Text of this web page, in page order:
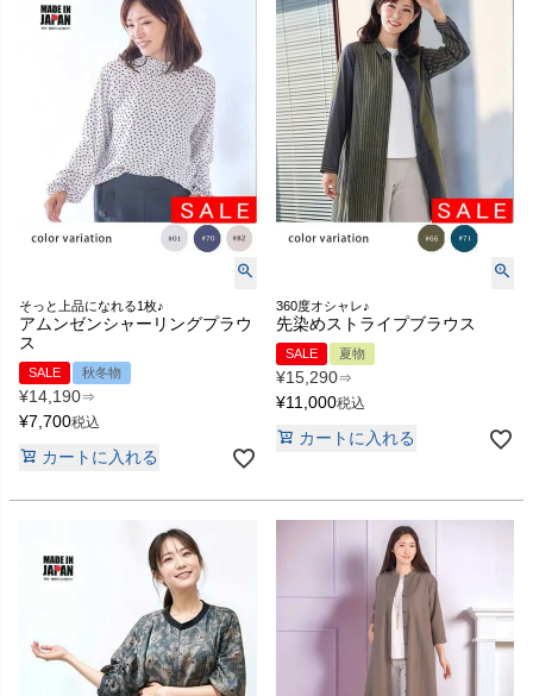
そっと上品になれる1枚♪
アムンゼンシャーリングプラウ
ス
SALE 秋冬物
¥14,190⇒
¥7,700税込
カートに入れる
360度オシャレ♪
先染めストライプブラウス
SALE 夏物
¥15,290⇒
¥11,000税込
カートに入れる